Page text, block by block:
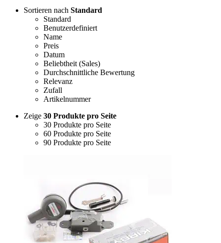
Sortieren nach Standard
Standard
Benutzerdefiniert
Name
Preis
Datum
Beliebtheit (Sales)
Durchschnittliche Bewertung
Relevanz
Zufall
Artikelnummer
Zeige 30 Produkte pro Seite
30 Produkte pro Seite
60 Produkte pro Seite
90 Produkte pro Seite